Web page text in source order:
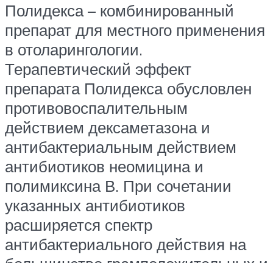
Полидекса – комбинированный
препарат для местного применения
в отоларингологии.
Терапевтический эффект
препарата Полидекса обусловлен
противовоспалительным
действием дексаметазона и
антибактериальным действием
антибиотиков неомицина и
полимиксина В. При сочетании
указанных антибиотиков
расширяется спектр
антибактериального действия на